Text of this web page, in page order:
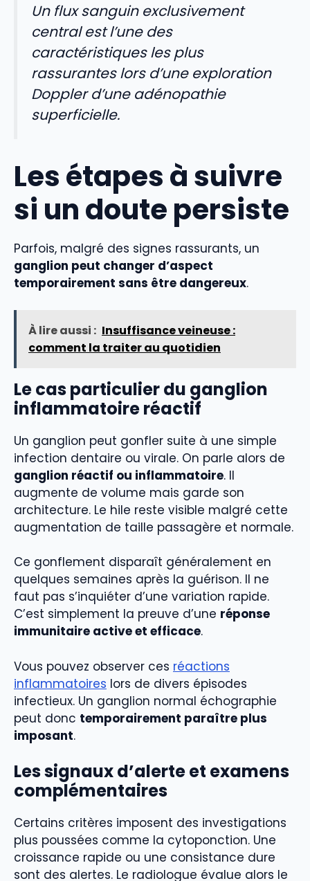
Un flux sanguin exclusivement
central est l’une des
caractéristiques les plus
rassurantes lors d’une exploration
Doppler d’une adénopathie
superficielle.
Les étapes à suivre
si un doute persiste
Parfois, malgré des signes rassurants, un
ganglion peut changer d’aspect
temporairement sans être dangereux.
À lire aussi : Insuffisance veineuse :
comment la traiter au quotidien
Le cas particulier du ganglion
inflammatoire réactif
Un ganglion peut gonfler suite à une simple
infection dentaire ou virale. On parle alors de
ganglion réactif ou inflammatoire. Il
augmente de volume mais garde son
architecture. Le hile reste visible malgré cette
augmentation de taille passagère et normale.
Ce gonflement disparaît généralement en
quelques semaines après la guérison. Il ne
faut pas s’inquiéter d’une variation rapide.
C’est simplement la preuve d’une réponse
immunitaire active et efficace.
Vous pouvez observer ces réactions
inflammatoires lors de divers épisodes
infectieux. Un ganglion normal échographie
peut donc temporairement paraître plus
imposant.
Les signaux d’alerte et examens
complémentaires
Certains critères imposent des investigations
plus poussées comme la cytoponction. Une
croissance rapide ou une consistance dure
sont des alertes. Le radiologue évalue alors le